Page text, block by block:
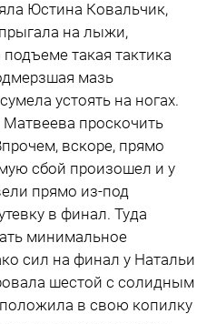
Юстина Ковальчик,
прыгала на лыжи,
такая тактика
мазь
устоять на ногах.
проскочить
вскоре, прямо
сбой произошел и у
прямо из-под
в финал. Туда
минимальное
сил на финал у Натальи
шестой с солидным
в свою копилку